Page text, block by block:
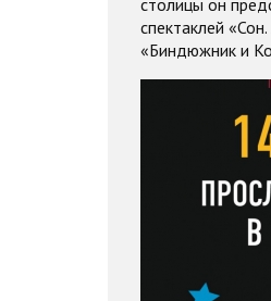
столицы он
спектаклей
«Биндюжник и